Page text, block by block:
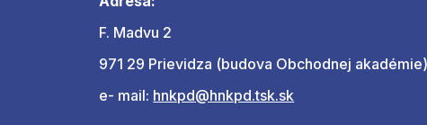
F. Madvu 2
971 29 Prievidza (budova Obchodnej
e- mail: hnkpd@hnkpd.tsk.sk